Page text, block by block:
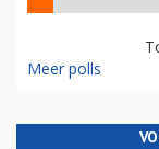
Meer polls